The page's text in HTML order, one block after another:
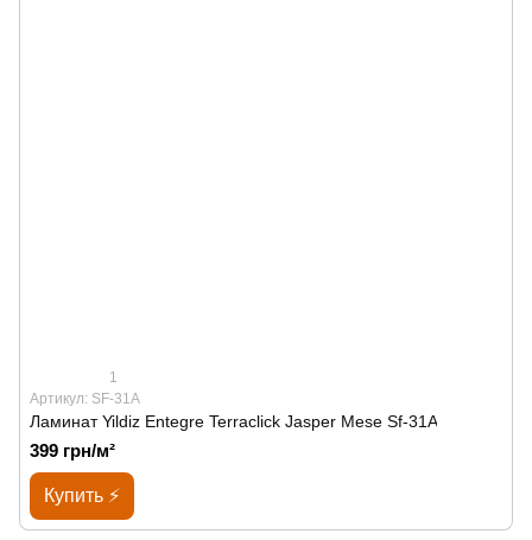
1
Артикул: SF-31A
Ламинат Yildiz Entegre Terraclick Jasper Mese Sf-31A
399 грн/м²
Купить ⚡